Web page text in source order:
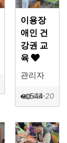
이용장
애인 건
강권 교
육
관리자
544
08-20